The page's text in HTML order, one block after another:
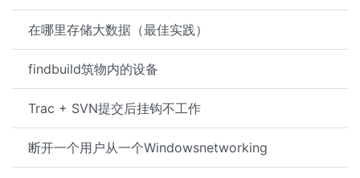
在哪里存储大数据（最佳实践）
findbuild筑物内的设备
Trac + SVN提交后挂钩不工作
断开一个用户从一个Windowsnetworking